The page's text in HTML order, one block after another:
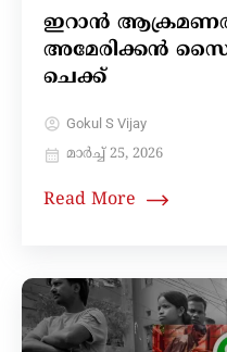
ഇറാൻ
അമേരിക്കൻ
ചെക്ക്
Gokul S Vijay
മാർച്ച്‌ 25, 2026
Read More